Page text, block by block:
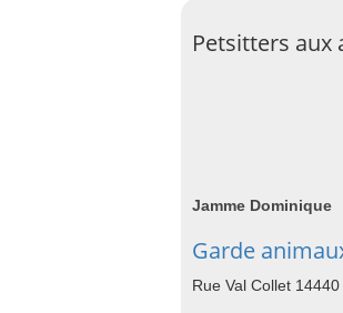
Petsitters aux
Jamme Dominique
Garde
Rue Val Collet